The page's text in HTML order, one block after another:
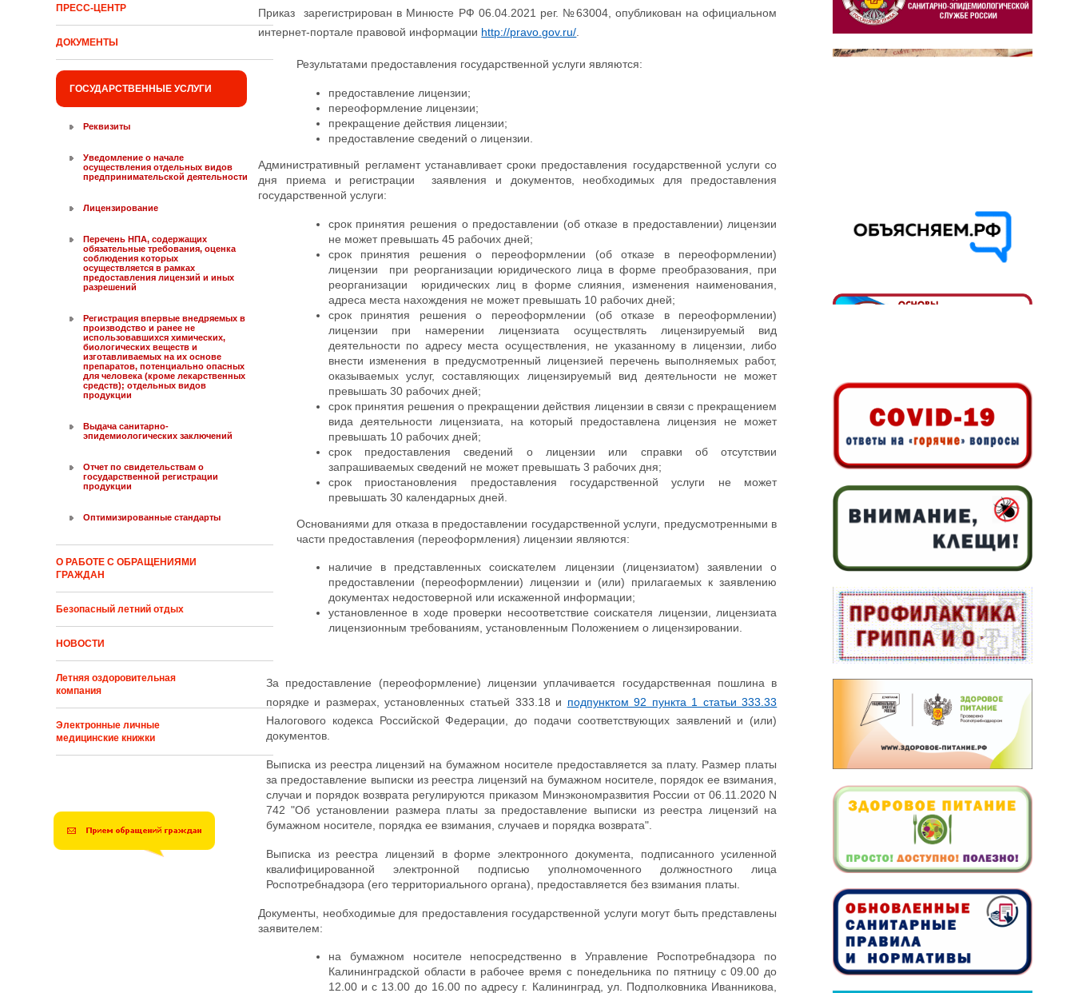
ПРЕСС-ЦЕНТР
ДОКУМЕНТЫ
ГОСУДАРСТВЕННЫЕ УСЛУГИ
Реквизиты
Уведомление о начале
осуществления отдельных видов
предпринимательской деятельности
Лицензирование
Перечень НПА, содержащих
обязательные требования, оценка
соблюдения которых
осуществляется в рамках
предоставления лицензий и иных
разрешений
Регистрация впервые внедряемых в
производство и ранее не
использовавшихся химических,
биологических веществ и
изготавливаемых на их основе
препаратов, потенциально опасных
для человека (кроме лекарственных
средств); отдельных видов
продукции
Выдача санитарно-
эпидемиологических заключений
Отчет по свидетельствам о
государственной регистрации
продукции
Оптимизированные стандарты
О РАБОТЕ С ОБРАЩЕНИЯМИ
ГРАЖДАН
Безопасный летний отдых
НОВОСТИ
Летняя оздоровительная
компания
Электронные личные
медицинские книжки
Приказ зарегистрирован в Минюсте РФ 06.04.2021 рег. №63004, опубликован на официальном
интернет-портале правовой информации http://pravo.gov.ru/.
Результатами предоставления государственной услуги являются:
предоставление лицензии;
переоформление лицензии;
прекращение действия лицензии;
предоставление сведений о лицензии.
Административный регламент устанавливает сроки предоставления государственной услуги со
дня приема и регистрации заявления и документов, необходимых для предоставления
государственной услуги:
срок принятия решения о предоставлении (об отказе в предоставлении) лицензии
не может превышать 45 рабочих дней;
срок принятия решения о переоформлении (об отказе в переоформлении)
лицензии при реорганизации юридического лица в форме преобразования, при
реорганизации юридических лиц в форме слияния, изменения наименования,
адреса места нахождения не может превышать 10 рабочих дней;
срок принятия решения о переоформлении (об отказе в переоформлении)
лицензии при намерении лицензиата осуществлять лицензируемый вид
деятельности по адресу места осуществления, не указанному в лицензии, либо
внести изменения в предусмотренный лицензией перечень выполняемых работ,
оказываемых услуг, составляющих лицензируемый вид деятельности не может
превышать 30 рабочих дней;
срок принятия решения о прекращении действия лицензии в связи с прекращением
вида деятельности лицензиата, на который предоставлена лицензия не может
превышать 10 рабочих дней;
срок предоставления сведений о лицензии или справки об отсутствии
запрашиваемых сведений не может превышать 3 рабочих дня;
срок приостановления предоставления государственной услуги не может
превышать 30 календарных дней.
Основаниями для отказа в предоставлении государственной услуги, предусмотренными в
части предоставления (переоформления) лицензии являются:
наличие в представленных соискателем лицензии (лицензиатом) заявлении о
предоставлении (переоформлении) лицензии и (или) прилагаемых к заявлению
документах недостоверной или искаженной информации;
установленное в ходе проверки несоответствие соискателя лицензии, лицензиата
лицензионным требованиям, установленным Положением о лицензировании.
За предоставление (переоформление) лицензии уплачивается государственная пошлина в
порядке и размерах, установленных статьей 333.18 и подпунктом 92 пункта 1 статьи 333.33
Налогового кодекса Российской Федерации, до подачи соответствующих заявлений и (или)
документов.
Выписка из реестра лицензий на бумажном носителе предоставляется за плату. Размер платы
за предоставление выписки из реестра лицензий на бумажном носителе, порядок ее взимания,
случаи и порядок возврата регулируются приказом Минэкономразвития России от 06.11.2020 N
742 "Об установлении размера платы за предоставление выписки из реестра лицензий на
бумажном носителе, порядка ее взимания, случаев и порядка возврата".
Выписка из реестра лицензий в форме электронного документа, подписанного усиленной
квалифицированной электронной подписью уполномоченного должностного лица
Роспотребнадзора (его территориального органа), предоставляется без взимания платы.
Документы, необходимые для предоставления государственной услуги могут быть представлены
заявителем:
на бумажном носителе непосредственно в Управление Роспотребнадзора по
Калининградской области в рабочее время с понедельника по пятницу с 09.00 до
12.00 и с 13.00 до 16.00 по адресу г. Калининград, ул. Подполковника Иванникова,